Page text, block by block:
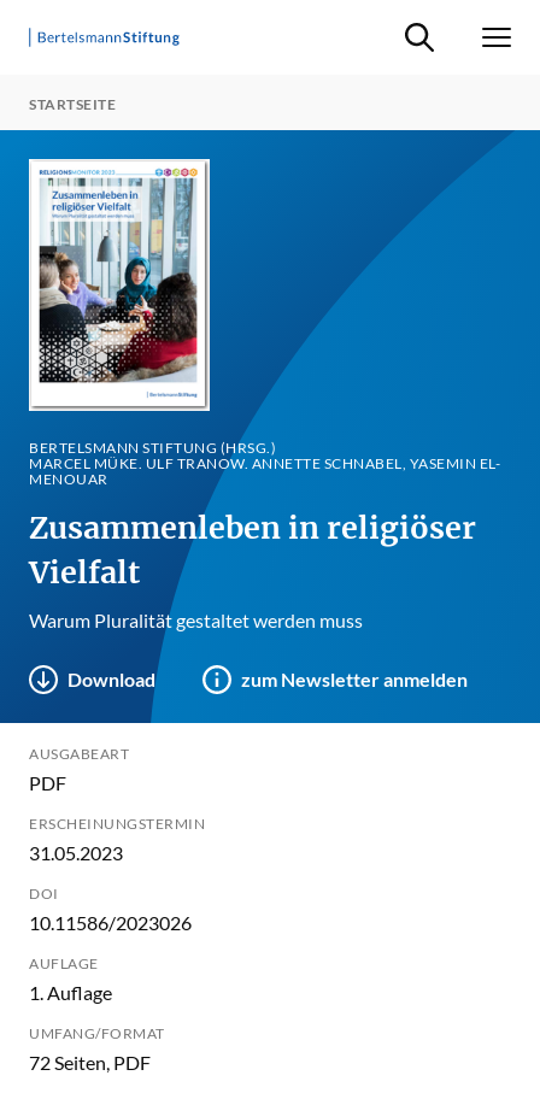
Suche ein-/
STARTSEITE
BERTELSMANN STIFTUNG (HRSG.)
MARCEL MÜKE. ULF TRANOW. ANNETTE SCHNABEL, YASEMIN EL-
MENOUAR
Zusammenleben in religiöser
Vielfalt
Warum Pluralität gestaltet werden muss
Download zum Newsletter anmelden
AUSGABEART
PDF
ERSCHEINUNGSTERMIN
31.05.2023
DOI
10.11586/2023026
AUFLAGE
1. Auflage
UMFANG/FORMAT
72 Seiten, PDF